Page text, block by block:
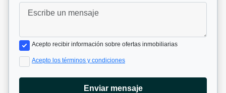
Acepto recibir información sobre ofertas inmobiliarias
Acepto los términos y condiciones
Enviar mensaje